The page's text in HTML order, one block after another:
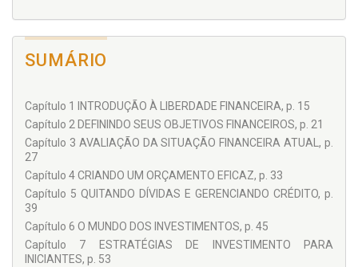
SUMÁRIO
Capítulo 1 INTRODUÇÃO À LIBERDADE FINANCEIRA, p. 15
Capítulo 2 DEFININDO SEUS OBJETIVOS FINANCEIROS, p. 21
Capítulo 3 AVALIAÇÃO DA SITUAÇÃO FINANCEIRA ATUAL, p.
27
Capítulo 4 CRIANDO UM ORÇAMENTO EFICAZ, p. 33
Capítulo 5 QUITANDO DÍVIDAS E GERENCIANDO CRÉDITO, p.
39
Capítulo 6 O MUNDO DOS INVESTIMENTOS, p. 45
Capítulo 7 ESTRATÉGIAS DE INVESTIMENTO PARA
INICIANTES, p. 53